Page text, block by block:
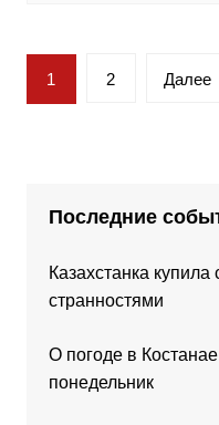
Пагинация
записей
1 2 Далее
Последние
Казахстанка
странностями
О погоде в
понедельник